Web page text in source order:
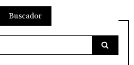
Buscador